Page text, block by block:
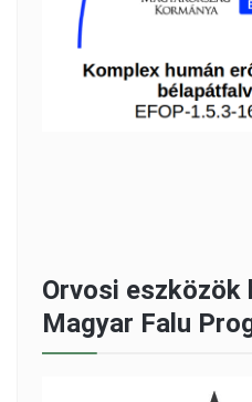
Orvosi eszközök
Magyar Falu